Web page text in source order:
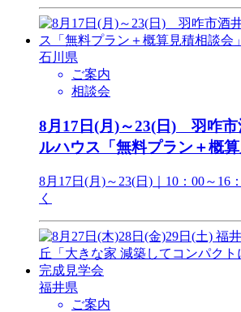
石川県
ご案内
相談会
8月17日(月)～23(日) 羽咋市
ルハウス「無料プラン＋概算
8月17日(月)～23(日)｜10：00～
く
福井県
ご案内